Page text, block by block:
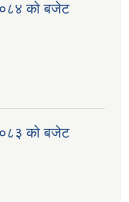
०८४ को बजेट
०८३ को बजेट